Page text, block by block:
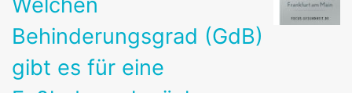
Behinderungsgrad (GdB)
gibt es für eine